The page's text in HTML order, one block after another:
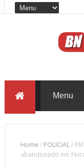
Home / POLICIAL/
abandonado em